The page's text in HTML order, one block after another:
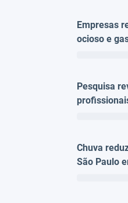
Empresas
ocioso e
e
Pesquisa
associam
Chuva
São Paulo
estudo da